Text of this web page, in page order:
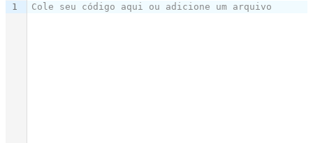
1 Cole seu código aqui ou adicione um arquivo